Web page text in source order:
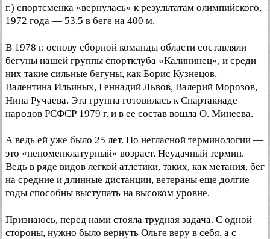
г.) спортсменка «вернулась» к результатам олимпийского,
1972 года — 53,5 в беге на 400 м.
В 1978 г. основу сборной команды области составляли
бегуны нашей группы спортклуба «Калининец», и среди
них такие сильные бегуны, как Борис Кузнецов,
Валентина Ильиных, Геннадий Львов, Валерий Морозов,
Нина Ручаева. Эта группа готовилась к Спартакиаде
народов РСФСР 1979 г. и в ее состав вошла О. Минеева.
А ведь ей уже было 25 лет. По негласной терминологии —
это «неноменклатурный» возраст. Неудачный термин.
Ведь в ряде видов легкой атлетики, таких, как метания, бег
на средние и длинные дистанции, ветераны еще долгие
годы способны выступать на высоком уровне.
Признаюсь, перед нами стояла трудная задача. С одной
стороны, нужно было вернуть Ольге веру в себя, а с